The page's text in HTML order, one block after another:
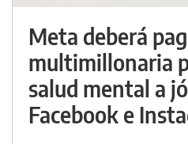
Meta deberá
multimillonaria
salud mental a
Facebook e